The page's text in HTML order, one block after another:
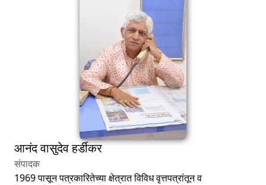
आनंद वासुदेव हर्डीकर
संपादक
1969 पासून पत्रकारितेच्या क्षेत्रात विविध वृत्तपत्रांतून व